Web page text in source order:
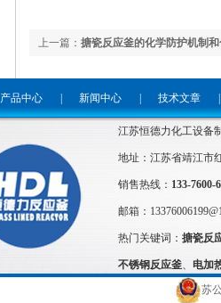
上一篇： 搪瓷反应釜的化学防护机制
产品中心 新闻中心 技术文章
江苏恒德力化工设备
地址：江苏省靖江市
销售热线： 133-7600-
邮箱：
热门关键词： 搪瓷反
不锈钢反应釜、 电加
苏